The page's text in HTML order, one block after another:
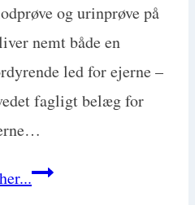
og urinprøve på
nemt både en
led for ejerne –
fagligt belæg for
Præ-